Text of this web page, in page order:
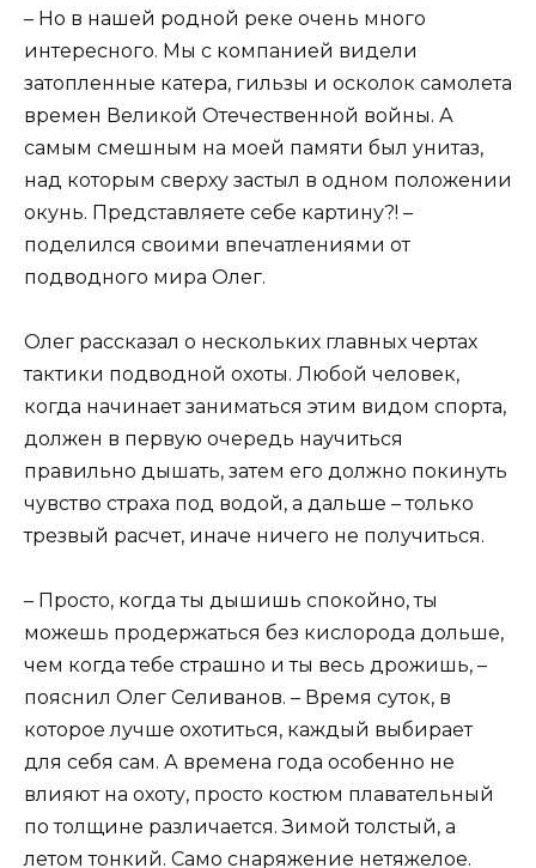
– Но в нашей родной реке очень много
интересного. Мы с компанией видели
затопленные катера, гильзы и осколок самолета
времен Великой Отечественной войны. А
самым смешным на моей памяти был унитаз,
над которым сверху застыл в одном положении
окунь. Представляете себе картину?! –
поделился своими впечатлениями от
подводного мира Олег.
Олег рассказал о нескольких главных чертах
тактики подводной охоты. Любой человек,
когда начинает заниматься этим видом спорта,
должен в первую очередь научиться
правильно дышать, затем его должно покинуть
чувство страха под водой, а дальше – только
трезвый расчет, иначе ничего не получиться.
– Просто, когда ты дышишь спокойно, ты
можешь продержаться без кислорода дольше,
чем когда тебе страшно и ты весь дрожишь, –
пояснил Олег Селиванов. – Время суток, в
которое лучше охотиться, каждый выбирает
для себя сам. А времена года особенно не
влияют на охоту, просто костюм плавательный
по толщине различается. Зимой толстый, а
летом тонкий. Само снаряжение нетяжелое.